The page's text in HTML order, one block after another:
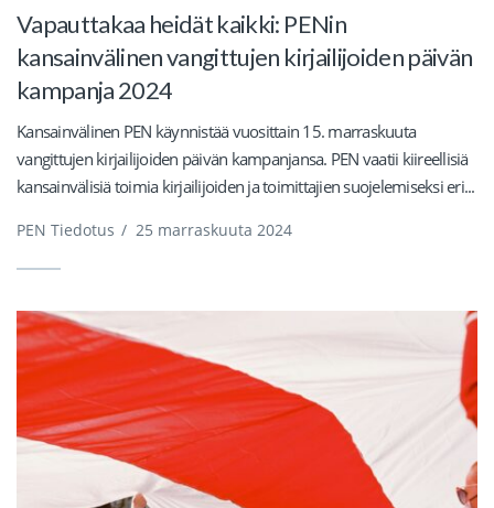
Vapauttakaa heidät kaikki: PENin
kansainvälinen vangittujen kirjailijoiden päivän
kampanja 2024
Kansainvälinen PEN käynnistää vuosittain 15. marraskuuta
vangittujen kirjailijoiden päivän kampanjansa. PEN vaatii kiireellisiä
kansainvälisiä toimia kirjailijoiden ja toimittajien suojelemiseksi eri...
PEN Tiedotus / 25 marraskuuta 2024